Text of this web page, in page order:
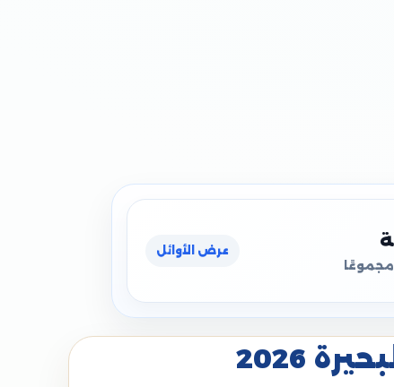
مجموعًا
عرض الأوائل
2026